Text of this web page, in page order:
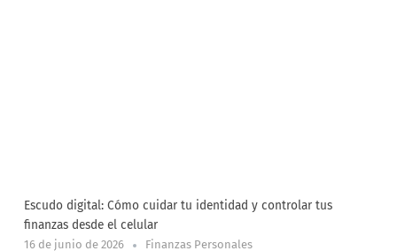
Escudo digital: Cómo cuidar tu identidad y controlar tus
finanzas desde el celular
16 de junio de 2026 Finanzas Personales